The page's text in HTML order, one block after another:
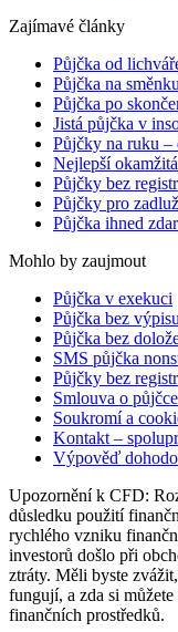
Zajímavé články
Půjčka od
Půjčka na
Půjčka po
Jistá půjčka v
Půjčky na ruku –
Nejlepší
Půjčky bez
Půjčky pro
Půjčka ihned
Mohlo by zaujmout
Půjčka v exekuci
Půjčka bez
Půjčka bez
SMS půjčka
Půjčky bez
Smlouva o
Soukromí a
Kontakt –
Výpověď
Upozornění k CFD:
důsledku použití
rychlého vzniku
investorů došlo při
ztráty. Měli byste
fungují, a zda si
finančních prostředků.